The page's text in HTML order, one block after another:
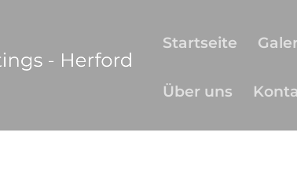
Startseite
Über uns